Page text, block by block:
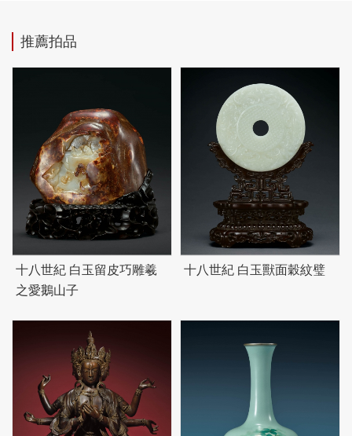
推薦拍品
十八世紀 白玉留皮巧雕羲
之愛鵝山子
十八世紀 白玉獸面穀紋璧